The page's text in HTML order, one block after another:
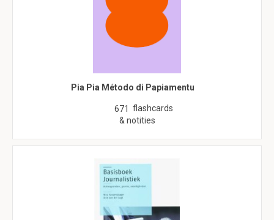
Pia Pia Método di Papiamentu
671 flashcards
& notities